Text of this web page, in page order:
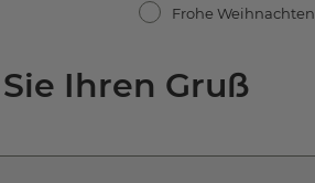
Frohe Weihnachten
Ihren Gruß